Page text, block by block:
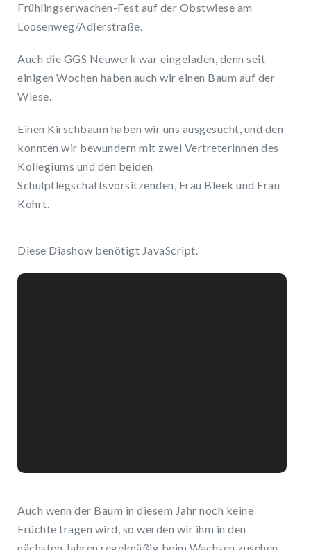
Frühlingserwachen-Fest auf der Obstwiese am
Loosenweg/Adlerstraße.
Auch die GGS Neuwerk war eingeladen, denn seit
einigen Wochen haben auch wir einen Baum auf der
Wiese.
Einen Kirschbaum haben wir uns ausgesucht, und den
konnten wir bewundern mit zwei Vertreterinnen des
Kollegiums und den beiden
Schulpflegschaftsvorsitzenden, Frau Bleek und Frau
Kohrt.
Diese Diashow benötigt JavaScript.
Auch wenn der Baum in diesem Jahr noch keine
Früchte tragen wird, so werden wir ihm in den